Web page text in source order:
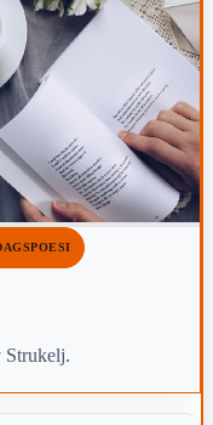
Strukelj.